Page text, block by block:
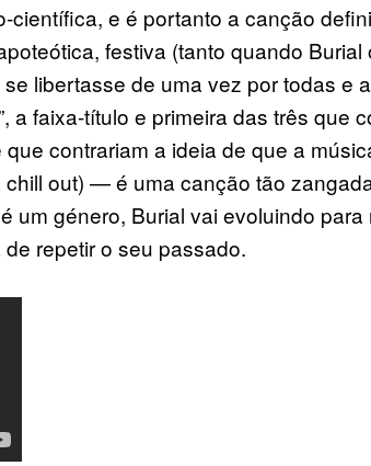
e é portanto a canção
festiva (tanto quando
libertasse de uma vez por todas e
a faixa-título e primeira das três que
contrariam a ideia de que a
out) — é uma canção tão
um género, Burial vai evoluindo
repetir o seu passado.